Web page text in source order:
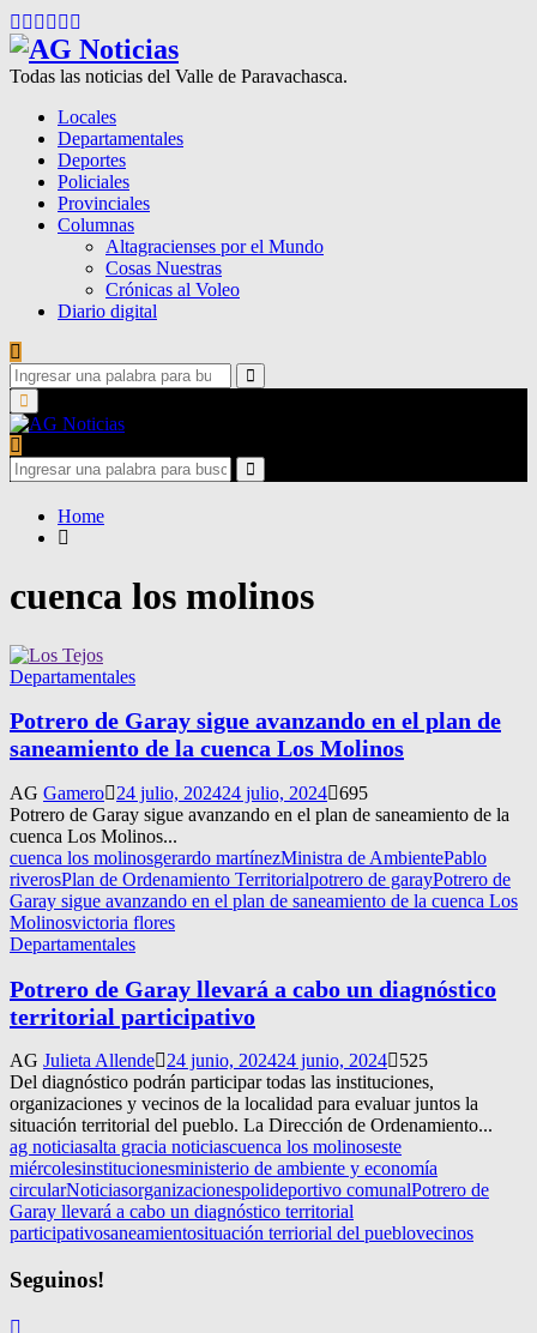
Facebook
Twitter
Instagram
Pinterest
Google
Todas las noticias del Valle de Paravachasca.
Locales
Departamentales
Deportes
Policiales
Provinciales
Columnas
Altagracienses por el Mundo
Cosas Nuestras
Crónicas al Voleo
Diario digital
Search
for:
Search
Primary
Menu
Search
for:
Search
Home
cuenca los molinos
Departamentales
Potrero de Garay sigue avanzando en el plan de
saneamiento de la cuenca Los Molinos
AG Gamero 24 julio, 202424 julio, 2024 695
Potrero de Garay sigue avanzando en el plan de saneamiento de la
cuenca Los Molinos...
cuenca los molinosgerardo martínezMinistra de AmbientePablo
riverosPlan de Ordenamiento Territorialpotrero de garayPotrero de
Garay sigue avanzando en el plan de saneamiento de la cuenca Los
Molinosvictoria flores
Departamentales
Potrero de Garay llevará a cabo un diagnóstico
territorial participativo
AG Julieta Allende 24 junio, 202424 junio, 2024
525
Del diagnóstico podrán participar todas las instituciones,
organizaciones y vecinos de la localidad para evaluar juntos la
situación territorial del pueblo. La Dirección de Ordenamiento...
ag noticiasalta gracia noticiascuenca los molinoseste
miércolesinstitucionesministerio de ambiente y economía
circularNoticiasorganizacionespolideportivo comunalPotrero de
Garay llevará a cabo un diagnóstico territorial
participativosaneamientosituación terriorial del pueblovecinos
Seguinos!